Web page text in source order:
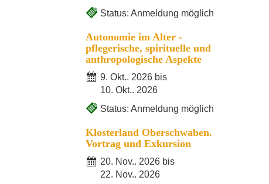
Status: Anmeldung möglich
Autonomie im Alter -
pflegerische, spirituelle und
anthropologische Aspekte
9. Okt.. 2026 bis
10. Okt.. 2026
Status: Anmeldung möglich
Klosterland Oberschwaben.
Vortrag und Exkursion
20. Nov.. 2026 bis
22. Nov.. 2026